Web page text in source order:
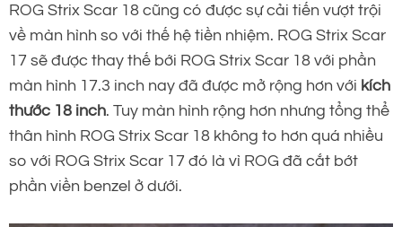
ROG Strix Scar 18 cũng có được sự cải tiến vượt trội
về màn hình so với thế hệ tiền nhiệm. ROG Strix Scar
17 sẽ được thay thế bới ROG Strix Scar 18 với phần
màn hình 17.3 inch nay đã được mở rộng hơn với kích
thước 18 inch. Tuy màn hình rộng hơn nhưng tổng thể
thân hình ROG Strix Scar 18 không to hơn quá nhiều
so với ROG Strix Scar 17 đó là vì ROG đã cắt bớt
phần viền benzel ở dưới.